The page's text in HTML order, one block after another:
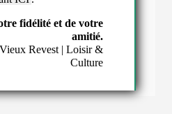
fidélité et de votre
amitié.
Revest | Loisir &
Culture